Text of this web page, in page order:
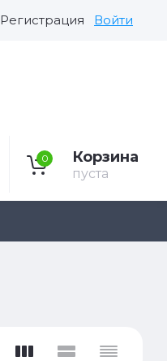
Регистрация Войти
0 Корзина
пуста